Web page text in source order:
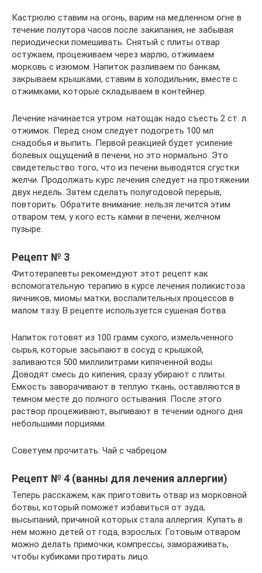
Кастрюлю ставим на огонь, варим на медленном огне в
течение полутора часов после закипания, не забывая
периодически помешивать. Снятый с плиты отвар
остужаем, процеживаем через марлю, отжимаем
морковь с изюмом. Напиток разливаем по банкам,
закрываем крышками, ставим в холодильник, вместе с
отжимками, которые складываем в контейнер.
Лечение начинается утром: натощак надо съесть 2 ст. л.
отжимок. Перед сном следует подогреть 100 мл
снадобья и выпить. Первой реакцией будет усиление
болевых ощущений в печени, но это нормально. Это
свидетельство того, что из печени выводятся сгустки
желчи. Продолжать курс лечения следует на протяжении
двух недель. Затем сделать полугодовой перерыв,
повторить. Обратите внимание: нельзя лечится этим
отваром тем, у кого есть камни в печени, желчном
пузыре.
Рецепт № 3
Фитотерапевты рекомендуют этот рецепт как
вспомогательную терапию в курсе лечения поликистоза
яичников, миомы матки, воспалительных процессов в
малом тазу. В рецепте используется сушеная ботва.
Напиток готовят из 100 грамм сухого, измельченного
сырья, которые засыпают в сосуд с крышкой,
заливаются 500 миллилитрами кипяченной воды.
Доводят смесь до кипения, сразу убирают с плиты.
Емкость заворачивают в теплую ткань, оставляются в
темном месте до полного остывания. После этого
раствор процеживают, выпивают в течении одного дня
небольшими порциями.
Советуем прочитать: Чай с чабрецом
Рецепт № 4 (ванны для лечения аллергии)
Теперь расскажем, как приготовить отвар из морковной
ботвы, который поможет избавиться от зуда,
высыпаний, причиной которых стала аллергия. Купать в
нем можно детей от года, взрослых. Готовым отваром
можно делать примочки, компрессы, замораживать,
чтобы кубиками протирать лицо.